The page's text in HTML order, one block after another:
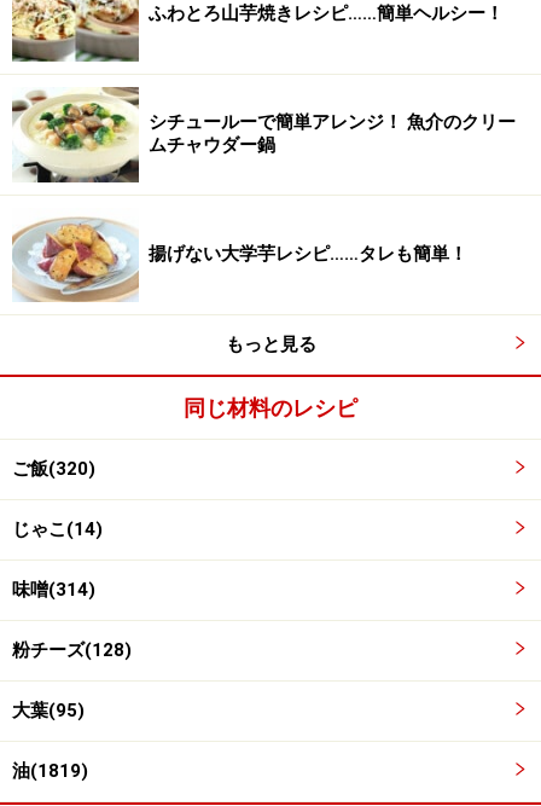
おにぎりを握る。
お好みサイズのおにぎりを握ります。
※レシピ写真では2、3口のプチサイズ、6個で作っていま
がら握れば、やりやすいです。
ふわとろ山芋焼きレシピ……簡単ヘルシー！
シチュールーで簡単アレンジ！ 魚介のクリー
ムチャウダー鍋
揚げない大学芋レシピ……タレも簡単！
もっと見る
同じ材料のレシピ
ご飯(320)
じゃこ(14)
味噌(314)
粉チーズ(128)
大葉(95)
油(1819)